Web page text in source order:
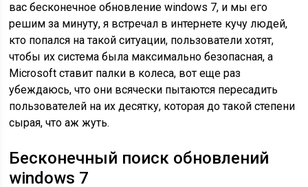
вас бесконечное обновление windows 7, и мы его
решим за минуту, я встречал в интернете кучу людей,
кто попался на такой ситуации, пользователи хотят,
чтобы их система была максимально безопасная, а
Microsoft ставит палки в колеса, вот еще раз
убеждаюсь, что они всячески пытаются пересадить
пользователей на их десятку, которая до такой степени
сырая, что аж жуть.
Бесконечный поиск обновлений
windows 7